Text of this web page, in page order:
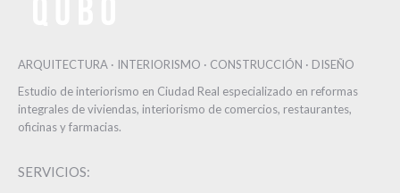
ARQUITECTURA · INTERIORISMO · CONSTRUCCIÓN · DISEÑO
Estudio de interiorismo en Ciudad Real especializado en reformas
integrales de viviendas, interiorismo de comercios, restaurantes,
oficinas y farmacias.
SERVICIOS: